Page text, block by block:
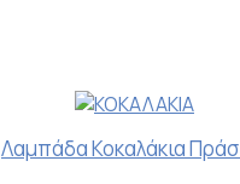
Λαμπάδα Κοκαλάκια